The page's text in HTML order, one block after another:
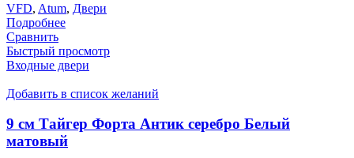
VFD, Atum, Двери
Подробнее
Сравнить
Быстрый просмотр
Входные двери
Добавить в список желаний
9 см Тайгер Форта Антик серебро Белый
матовый